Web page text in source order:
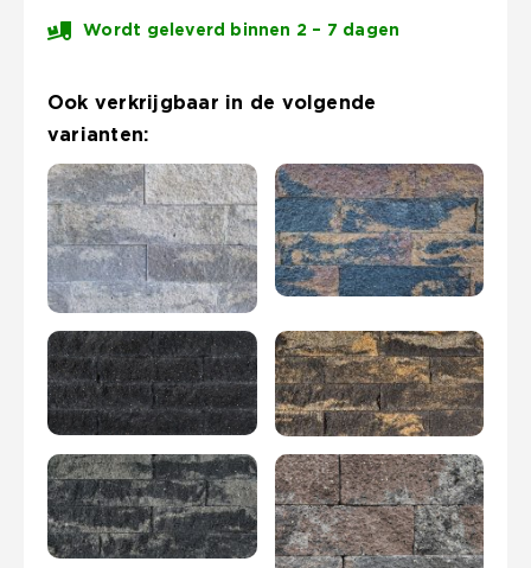
Tricolore
Wordt geleverd binnen 2 – 7 dagen
Ook verkrijgbaar in de volgende
varianten: